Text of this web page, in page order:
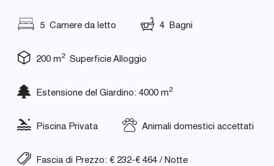
5 Camere da letto 4 Bagni
200 m2Superficie Alloggio
Estensione del Giardino: 4000 m2
Piscina Privata Animali domestici accettati
Fascia di Prezzo: € 232-€ 464 / Notte